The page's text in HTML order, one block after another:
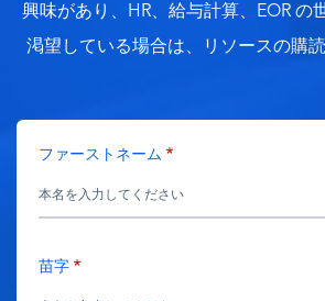
興味があり、HR、給与計算、EOR の
渇望している場合は、リソースの購
ファーストネーム
苗字